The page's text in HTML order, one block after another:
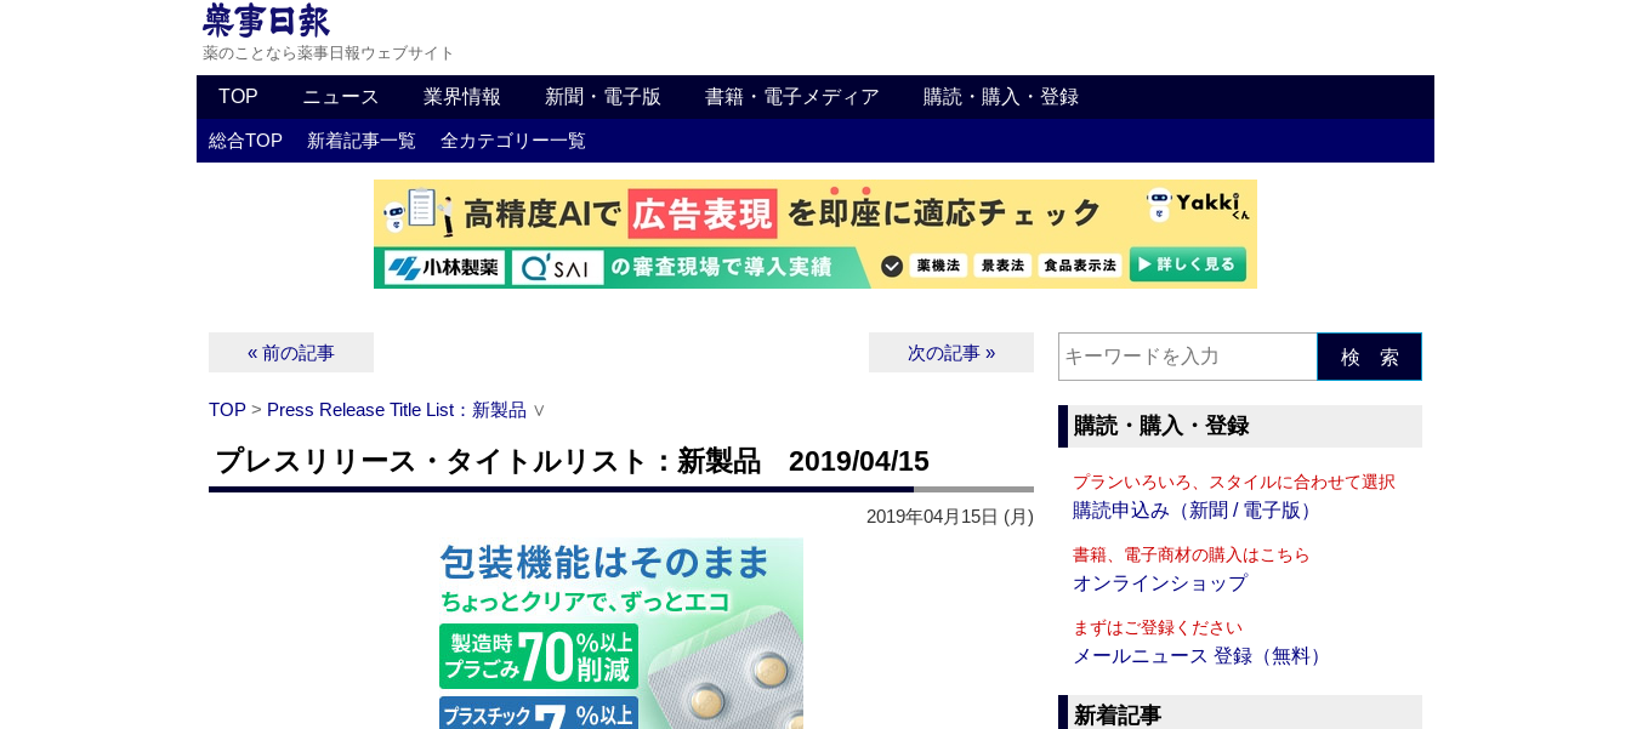
薬のことなら薬事日報ウェブサイト
TOP ニュース 業界情報 新聞・電子版 書籍・電子メディア 購読・購入・登録
総合TOP 新着記事一覧 全カテゴリー一覧
« 前の記事 次の記事 »
TOP > Press Release Title List：新製品 ∨
プレスリリース・タイトルリスト：新製品 2019/04/15
2019年04月15日 (月)
検 索
購読・購入・登録
プランいろいろ、スタイルに合わせて選択
購読申込み（新聞 / 電子版）
書籍、電子商材の購入はこちら
オンラインショップ
まずはご登録ください
メールニュース 登録（無料）
新着記事